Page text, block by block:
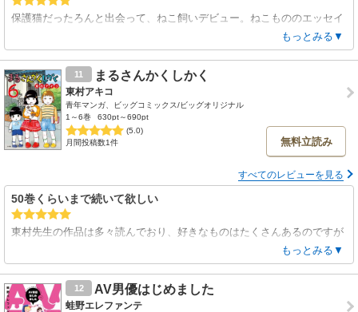
保護猫だったろんと出会って、ねこ飼いデビュー。ねこもののエッセイ
大好き。黒猫のろんちゃんが可愛くて、可愛くて。癒される。もっとみる▼
11 まるさんかくしかく
東村アキコ
青年マンガ、ビッグコミックス/ビッグオリジナル
1～6巻
630pt～690pt
(5.0)
月間投稿数1件
無料立読み
すべてのレビューを見る
50巻くらいまで続いて欲しい
東村先生の作品は多々読んでおり、好きなものはたくさんあるのですが
こういうの描かせたら天才だなと思います。
めちゃくちゃテンポがいいし無駄がなく隅々まで面白い！長く続くこと
を祈ります！
もっとみる▼
12 AV男優はじめました
蛙野エレファンテ